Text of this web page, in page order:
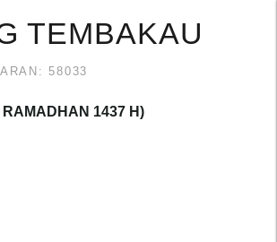
TEMBAKAU
58033
RAMADHAN 1437 H)